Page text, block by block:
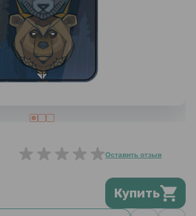
Оставить отзыв
Купить